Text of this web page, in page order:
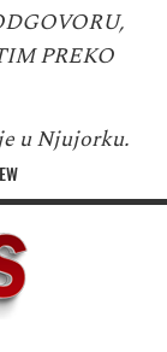
PREKO
u Njujorku.